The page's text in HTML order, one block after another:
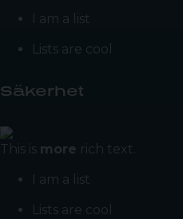
I am a list
Lists are cool
Säkerhet
This is more rich text.
I am a list
Lists are cool